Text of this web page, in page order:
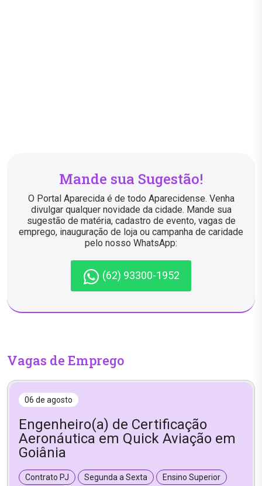
Mande sua Sugestão!
O Portal Aparecida é de todo Aparecidense. Venha
divulgar qualquer novidade da cidade. Mande sua
sugestão de matéria, cadastro de evento, vagas de
emprego, inauguração de loja ou campanha de caridade
pelo nosso WhatsApp:
(62) 93300-1952
Vagas de Emprego
06 de agosto
Engenheiro(a) de Certificação
Aeronáutica em Quick Aviação em
Goiânia
Contrato PJ Segunda a Sexta
Ensino Superior